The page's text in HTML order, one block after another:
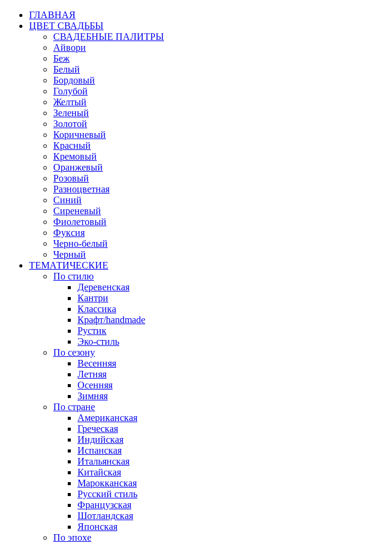
ГЛАВНАЯ
ЦВЕТ СВАДЬБЫ
СВАДЕБНЫЕ ПАЛИТРЫ
Айвори
Беж
Белый
Бордовый
Голубой
Желтый
Зеленый
Золотой
Коричневый
Красный
Кремовый
Оранжевый
Розовый
Разноцветная
Синий
Сиреневый
Фиолетовый
Фуксия
Черно-белый
Черный
ТЕМАТИЧЕСКИЕ
По стилю
Деревенская
Кантри
Классика
Крафт/handmade
Рустик
Эко-стиль
По сезону
Весенняя
Летняя
Осенняя
Зимняя
По стране
Американская
Греческая
Индийская
Испанская
Итальянская
Китайская
Марокканская
Русский стиль
Французская
Шотландская
Японская
По эпохе